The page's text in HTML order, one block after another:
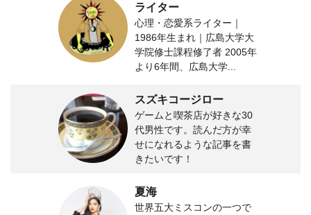
ライター
心理・恋愛系ライター｜
1986年生まれ｜広島大学大
学院修士課程修了者 2005年
より6年間、広島大学...
スズキコージロー
ゲームと喫茶店が好きな30
代男性です。読んだ方が幸
せになれるような記事を書
きたいです！
夏海
世界五大ミスコンの一つで